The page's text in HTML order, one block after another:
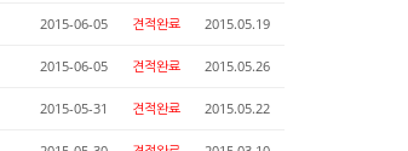
2015-06-05 견적완료 2015.05.19
2015-06-05 견적완료 2015.05.26
2015-05-31 견적완료 2015.05.22